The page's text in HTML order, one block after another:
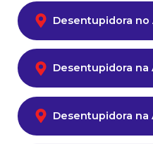
Desentupidora no
Desentupidora na
Desentupidora na